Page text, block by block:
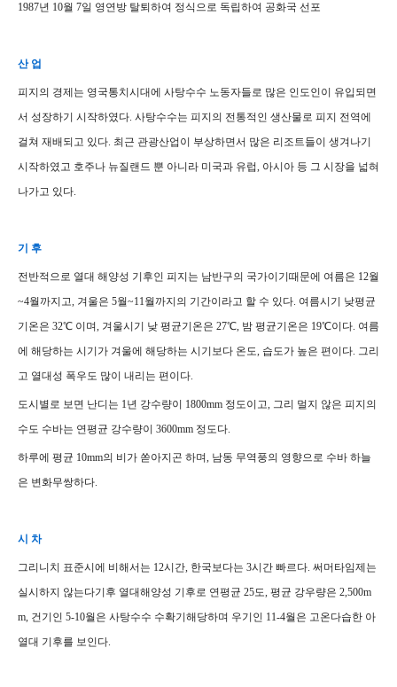
1987년 10월 7일 영연방 탈퇴하여 정식으로 독립하여 공화국 선포
산 업
피지의 경제는 영국통치시대에 사탕수수 노동자들로 많은 인도인이 유입되면
서 성장하기 시작하였다. 사탕수수는 피지의 전통적인 생산물로 피지 전역에
걸쳐 재배되고 있다. 최근 관광산업이 부상하면서 많은 리조트들이 생겨나기
시작하였고 호주나 뉴질랜드 뿐 아니라 미국과 유럽, 아시아 등 그 시장을 넓혀
나가고 있다.
기 후
전반적으로 열대 해양성 기후인 피지는 남반구의 국가이기때문에 여름은 12월
~4월까지고, 겨울은 5월~11월까지의 기간이라고 할 수 있다. 여름시기 낮평균
기온은 32℃ 이며, 겨울시기 낮 평균기온은 27℃, 밤 평균기온은 19℃이다. 여름
에 해당하는 시기가 겨울에 해당하는 시기보다 온도, 습도가 높은 편이다. 그리
고 열대성 폭우도 많이 내리는 편이다.
도시별로 보면 난디는 1년 강수량이 1800mm 정도이고, 그리 멀지 않은 피지의
수도 수바는 연평균 강수량이 3600mm 정도다.
하루에 평균 10mm의 비가 쏟아지곤 하며, 남동 무역풍의 영향으로 수바 하늘
은 변화무쌍하다.
시 차
그리니치 표준시에 비해서는 12시간, 한국보다는 3시간 빠르다. 써머타임제는
실시하지 않는다기후 열대해양성 기후로 연평균 25도, 평균 강우량은 2,500m
m, 건기인 5-10월은 사탕수수 수확기해당하며 우기인 11-4월은 고온다습한 아
열대 기후를 보인다.